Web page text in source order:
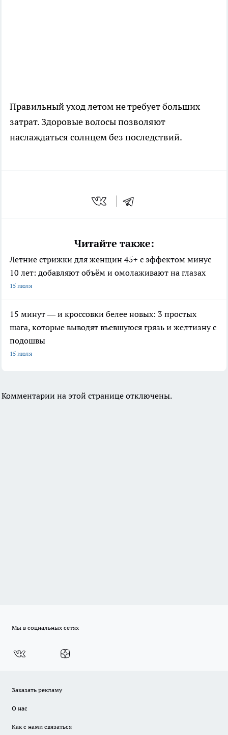
Правильный уход летом не требует больших
затрат. Здоровые волосы позволяют
наслаждаться солнцем без последствий.
Читайте также:
Летние стрижки для женщин 45+ с эффектом минус
10 лет: добавляют объём и омолаживают на глазах
15 июля
15 минут — и кроссовки белее новых: 3 простых
шага, которые выводят въевшуюся грязь и желтизну с
подошвы
15 июля
Комментарии на этой странице отключены.
Мы в социальных сетях
Заказать рекламу
О нас
Как с нами связаться